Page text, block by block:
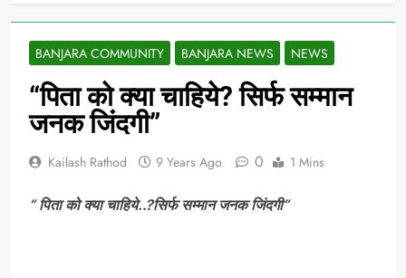
BANJARA COMMUNITY BANJARA NEWS NEWS
“पिता को क्या चाहिये? सिर्फ सम्मान
जनक जिंदगी”
Kailash Rathod 9 Years Ago 0 1 Mins
” पिता को क्या चाहिये..?सिर्फ सम्मान जनक जिंदगी”